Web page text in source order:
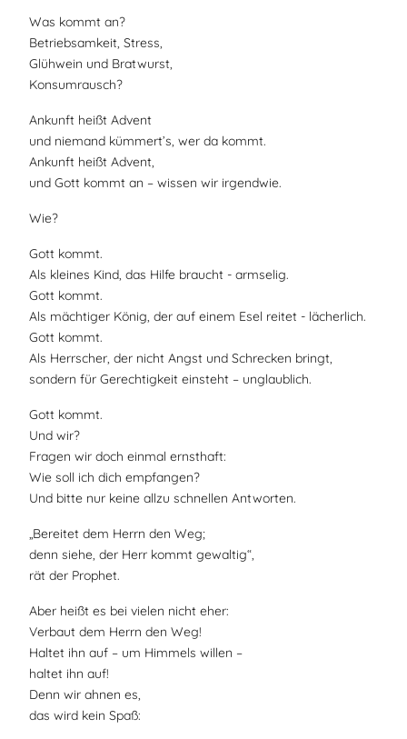
Was kommt an?
Betriebsamkeit, Stress,
Glühwein und Bratwurst,
Konsumrausch?
Ankunft heißt Advent
und niemand kümmert’s, wer da kommt.
Ankunft heißt Advent,
und Gott kommt an – wissen wir irgendwie.
Wie?
Gott kommt.
Als kleines Kind, das Hilfe braucht - armselig.
Gott kommt.
Als mächtiger König, der auf einem Esel reitet - lächerlich.
Gott kommt.
Als Herrscher, der nicht Angst und Schrecken bringt,
sondern für Gerechtigkeit einsteht – unglaublich.
Gott kommt.
Und wir?
Fragen wir doch einmal ernsthaft:
Wie soll ich dich empfangen?
Und bitte nur keine allzu schnellen Antworten.
„Bereitet dem Herrn den Weg;
denn siehe, der Herr kommt gewaltig“,
rät der Prophet.
Aber heißt es bei vielen nicht eher:
Verbaut dem Herrn den Weg!
Haltet ihn auf – um Himmels willen –
haltet ihn auf!
Denn wir ahnen es,
das wird kein Spaß: